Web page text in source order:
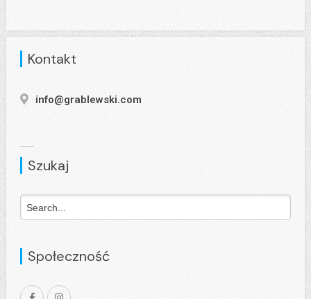
Kontakt
info@grablewski.com
Szukaj
Społeczność